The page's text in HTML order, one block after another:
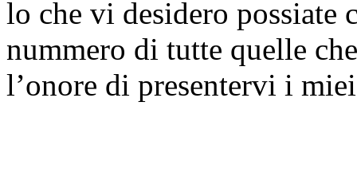
lo che vi desidero possiate
nummero di tutte quelle
l’onore di presentervi i